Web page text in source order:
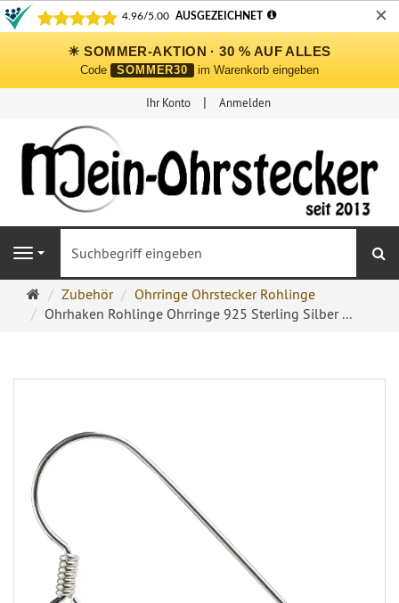
✕
☀ SOMMER-AKTION · 30 % AUF ALLES
Code SOMMER30 im Warenkorb eingeben
Ihr Konto Anmelden
Navigation
Ohrringe
Ohrstecker
Zubehör
Ohrringe Ohrstecker Rohlinge
Ohrhaken Rohlinge Ohrringe 925 Sterling Silber ...